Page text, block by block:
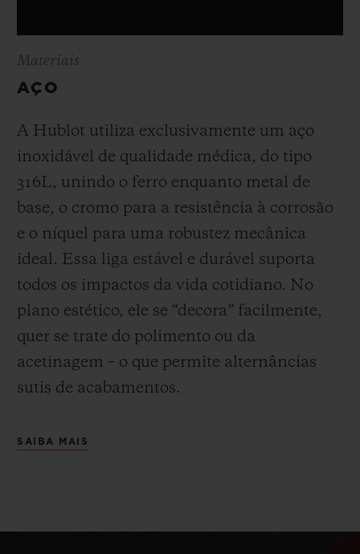
Materiais
AÇO
A Hublot utiliza exclusivamente um aço
inoxidável de qualidade médica, do tipo
316L, unindo o ferro enquanto metal de
base, o cromo para a resistência à corrosão
e o níquel para uma robustez mecânica
ideal. Essa liga estável e durável suporta
todos os impactos da vida cotidiano. No
plano estético, ele se “decora” facilmente,
quer se trate do polimento ou da
acetinagem – o que permite alternâncias
sutis de acabamentos.
SAIBA MAIS